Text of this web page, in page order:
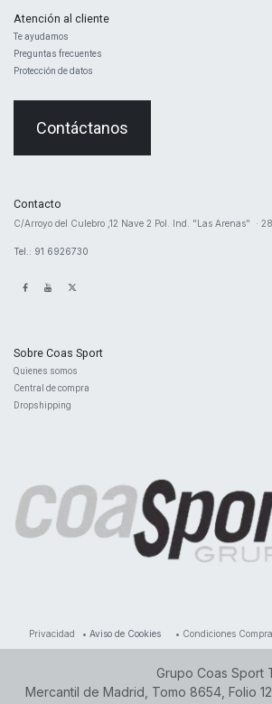
Atención al cliente
Te ayudamos
Preguntas frecuentes
Protección de datos
Contáctanos
Contacto
​C/Arroyo del Culebro ,12 Nave 2 ​Pol. Ind. "Las Arenas" ·
Tel.: 91 6926730
Sobre Coas Sport
Quienes ​somos
Central de compra
Dropshipping
Privacidad • Aviso de Cookies • Condiciones Compra
Grupo Coas Sport Trade,
Mercantil de Madrid, Tomo 8654, Folio